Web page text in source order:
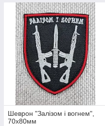
Шеврон "Залізом і вогнем",
70х80мм